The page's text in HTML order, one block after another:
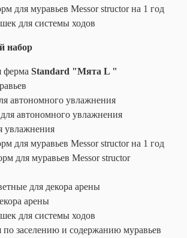
для муравьев Messor structor на 1 год
для системы ходов
набор
ферма Standard "Мята L "
автономного увлажнения
автономного увлажнения
увлажнения
для муравьев Messor structor на 1 год
для муравьев Messor structor
для декора арены
арены
для системы ходов
по заселению и содержанию муравьев